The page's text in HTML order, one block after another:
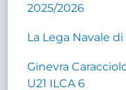
2025/2026
La Lega Navale
Ginevra
U21 ILCA 6